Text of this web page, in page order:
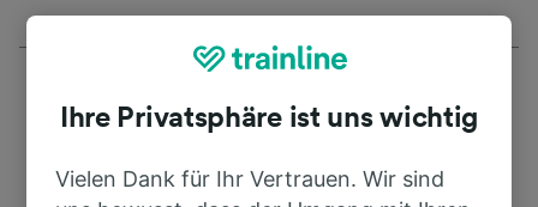
Adresse
Ihre Privatsphäre ist uns wichtig
Vielen Dank für Ihr Vertrauen. Wir sind